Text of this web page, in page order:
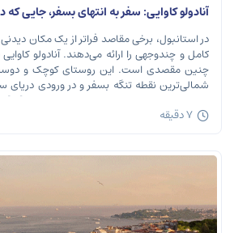
آنادولو کاوایی: سفر به انتهای بسفر، جایی
می‌گیرد
در استانبول، برخی مقاصد فراتر از یک مکان
چنین مقصدی است. این روستای کوچک و
شمالی‌ترین نقطه تنگه بسفر و در ورودی دریای
بی‌نظیر از تاریخ، طبیعت و طعم‌های اصیل را […]
7 دقیقه